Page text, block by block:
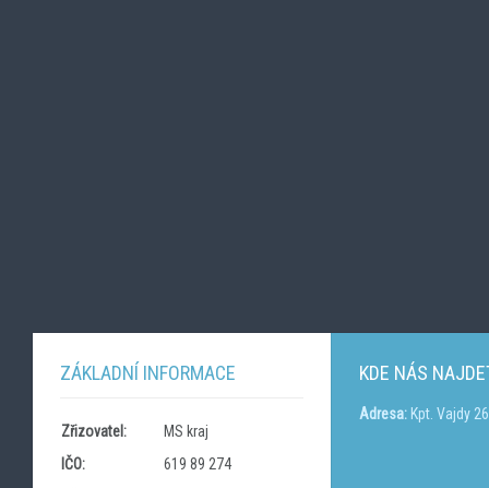
ZÁKLADNÍ INFORMACE
Zřizovatel:
MS kraj
IČO:
619 89 274
KDE NÁS
Adresa:Kpt. Vajdy